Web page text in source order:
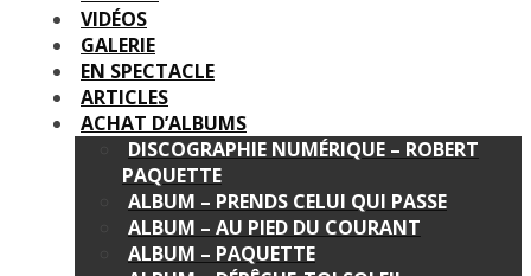
VIDÉOS
GALERIE
EN SPECTACLE
ARTICLES
ACHAT D’ALBUMS
DISCOGRAPHIE NUMÉRIQUE – ROBERT
PAQUETTE
ALBUM – PRENDS CELUI QUI PASSE
ALBUM – AU PIED DU COURANT
ALBUM – PAQUETTE